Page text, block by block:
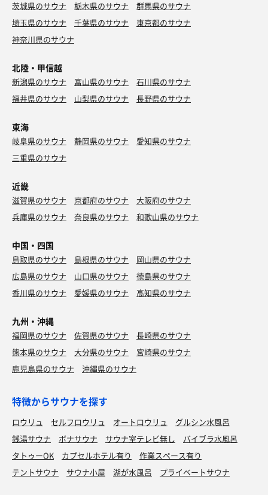
茨城県のサウナ 栃木県のサウナ
群馬県のサウナ
埼玉県のサウナ
千葉県のサウナ
東京都のサウナ
神奈川県のサウナ
北陸・甲信越
新潟県のサウナ 富山県のサウナ
石川県のサウナ
福井県のサウナ
山梨県のサウナ 長野県のサウナ
東海
岐阜県のサウナ 静岡県のサウナ
愛知県のサウナ
三重県のサウナ
近畿
滋賀県のサウナ 京都府のサウナ
大阪府のサウナ
兵庫県のサウナ
奈良県のサウナ 和歌山県のサウナ
中国・四国
鳥取県のサウナ 島根県のサウナ
岡山県のサウナ
広島県のサウナ
山口県のサウナ
徳島県のサウナ
香川県のサウナ
愛媛県のサウナ 高知県のサウナ
九州・沖縄
福岡県のサウナ 佐賀県のサウナ
長崎県のサウナ
熊本県のサウナ
大分県のサウナ
宮崎県のサウナ
鹿児島県のサウナ
沖縄県のサウナ
特徴からサウナを探す
ロウリュ セルフロウリュ オートロウリュ
グルシン水風呂
銭湯サウナ
ボナサウナ サウナ室テレビ無し
バイブラ水風呂
タトゥーOK
カプセルホテル有り
作業スペース有り
テントサウナ
サウナ小屋 湖が水風呂 プライベートサウナ